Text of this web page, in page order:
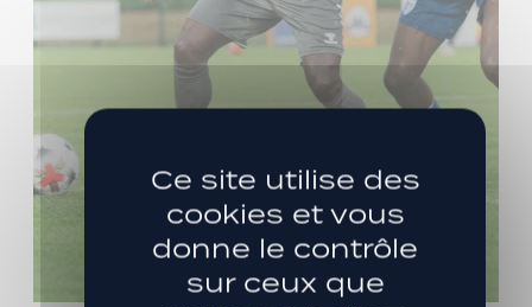
Ce site utilise des
cookies et vous
donne le contrôle
sur ceux que